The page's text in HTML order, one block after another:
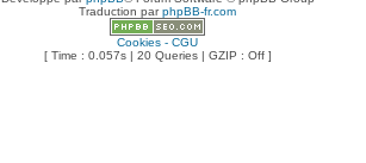
Traduction parphpBB-fr.com
Cookies - CGU
[ Time : 0.057s | 20 Queries | GZIP : Off ]